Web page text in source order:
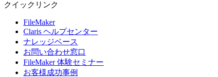
クイックリンク
FileMaker
Claris ヘルプセンター
ナレッジベース
お問い合わせ窓口
FileMaker 体験セミナー
お客様成功事例